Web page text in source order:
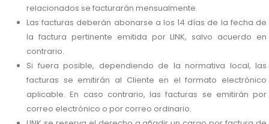
relacionados se facturarán mensualmente.
Las facturas deberán abonarse a los 14 días de la fecha de
la factura pertinente emitida por LINK, salvo acuerdo en
contrario.
Si fuera posible, dependiendo de la normativa local, las
facturas se emitirán al Cliente en el formato electrónico
aplicable. En caso contrario, las facturas se emitirán por
correo electrónico o por correo ordinario.